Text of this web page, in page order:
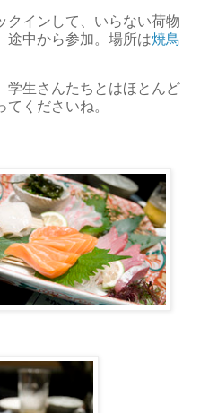
クインして、いらない荷物
途中から参加。場所は焼鳥
学生さんたちとはほとんど
くださいね。